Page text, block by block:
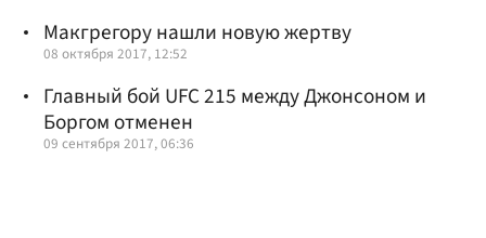
Макгрегору нашли новую жертву
08 октября 2017, 12:52
Главный бой UFC 215 между Джонсоном и
Боргом отменен
09 сентября 2017, 06:36